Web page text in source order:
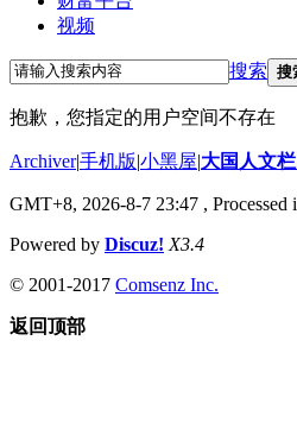
视频
搜索 搜
抱歉，您指定的用户空间不存在
Archiver|手机版|小黑屋|大国人文
GMT+8, 2026-8-7 23:47 , Processed
Powered by Discuz! X3.4
© 2001-2017 Comsenz Inc.
返回顶部